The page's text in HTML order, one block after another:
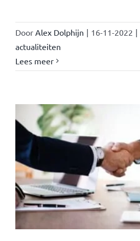
Door Alex Dolphijn | 16-11-2022 |
actualiteiten
Lees meer